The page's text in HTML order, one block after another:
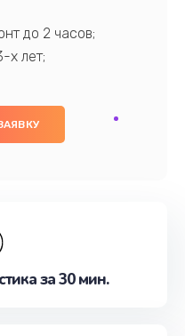
до 2 часов;
х лет;
за 30 мин.